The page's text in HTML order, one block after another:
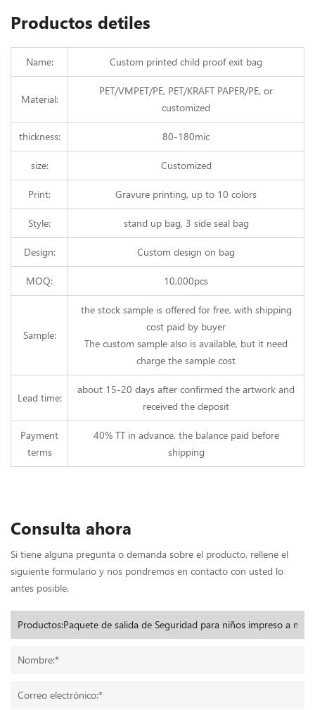
Productos detiles
Name: Custom printed child proof exit bag
Material:
PET/VMPET/PE, PET/KRAFT PAPER/PE, or
customized
thickness: 80-180mic
size: Customized
Print: Gravure printing, up to 10 colors
Style: stand up bag, 3 side seal bag
Design: Custom design on bag
MOQ: 10,000pcs
Sample:
the stock sample is offered for free, with shipping
cost paid by buyer
The custom sample also is available, but it need
charge the sample cost
Lead time:
about 15-20 days after confirmed the artwork and
received the deposit
Payment
terms
40% TT in advance, the balance paid before
shipping
Consulta ahora
Si tiene alguna pregunta o demanda sobre el producto, rellene el
siguiente formulario y nos pondremos en contacto con usted lo
antes posible.